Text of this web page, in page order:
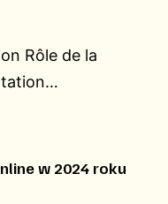
Rôle de la
w 2024 roku